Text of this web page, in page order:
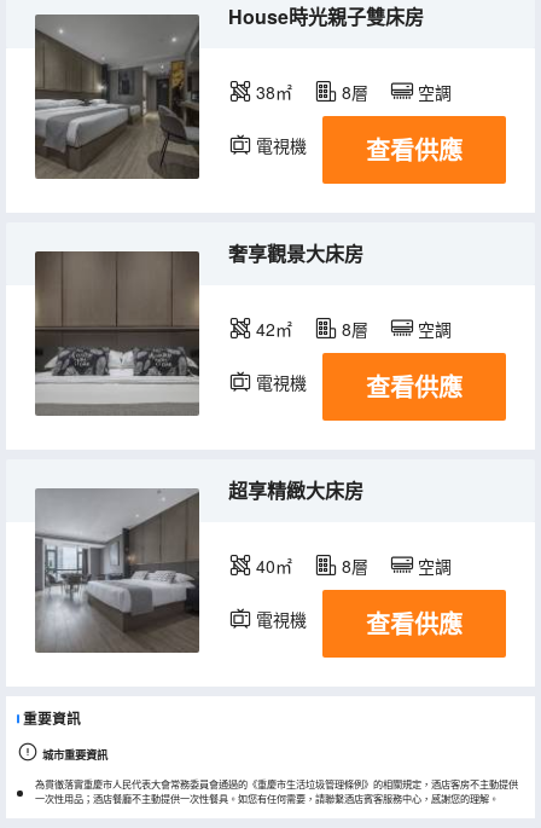
House時光親子雙床房
38㎡ 8層 空調
電視機 查看供應
奢享觀景大床房
42㎡ 8層 空調
電視機 查看供應
超享精緻大床房
40㎡ 8層 空調
電視機 查看供應
重要資訊
城市重要資訊
為貫徹落實重慶市人民代表大會常務委員會通過的《重慶市生活垃圾管理條例》的相關規定，酒店客房不主動提供
一次性用品；酒店餐廳不主動提供一次性餐具。如您有任何需要，請聯繫酒店賓客服務中心，感謝您的理解。